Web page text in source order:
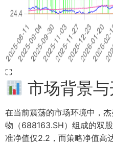
⛶
市场背景与
在当前震荡的市场环境中，
物（688163.SH）组成的双
准净值仅2.2，而策略净值高